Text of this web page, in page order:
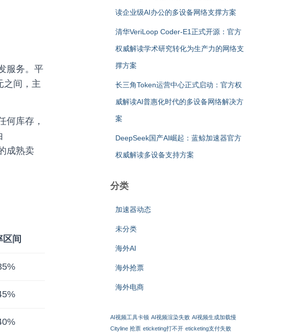
服务。平
之间，主
何库存，
成熟卖
区间
读企业级AI办公的多设备网络支撑方案
清华VeriLoop Coder-E1正式开源：官方
权威解读学术研究转化为生产力的网络支
撑方案
长三角Token运营中心正式启动：官方权
威解读AI普惠化时代的多设备网络解决方
案
DeepSeek国产AI崛起：蓝鲸加速器官方
权威解读多设备支持方案
分类
加速器动态
未分类
海外AI
海外抢票
海外电商
AI视频工具卡顿 AI视频渲染失败 AI视频生成加载慢
Cityline 抢票 eticketing打不开 eticketing支付失败